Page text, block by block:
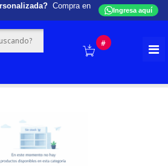
Compra en
Ingresa aquí
#